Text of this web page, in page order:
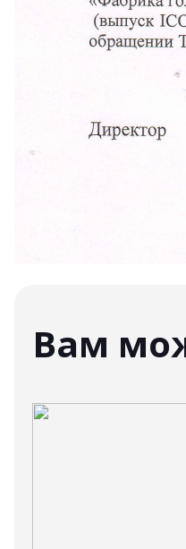
Вам